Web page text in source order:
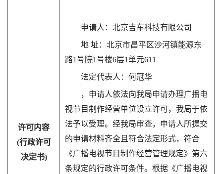
许可内容
(行政许可
决定书)
申请人：北京吉车科技有限公司
地 址：北京市昌平区沙河镇能源东
路1号院1号楼6层1单元611
法定代表人：何冠华
，申请人依法向我局申请办理广播电
视节目制作经营单位设立许可，我局于依
法予以受理。经我局审查，申请人所提交
的申请材料齐全且符合法定形式，符合
《广播电视节目制作经营管理规定》第六
条规定的行政许可条件。根据《广播电视